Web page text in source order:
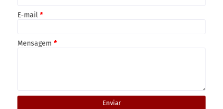
E-mail *
Mensagem *